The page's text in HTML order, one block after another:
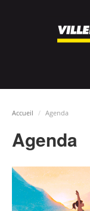
Accueil Agenda
Agenda